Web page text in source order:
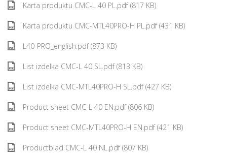
Karta produktu CMC-L 40 PL.pdf (817 KB)
Karta produktu CMC-MTL40PRO-H PL.pdf (431 KB)
L40-PRO_english.pdf (873 KB)
List izdelka CMC-L 40 SL.pdf (813 KB)
List izdelka CMC-MTL40PRO-H SL.pdf (427 KB)
Product sheet CMC-L 40 EN.pdf (806 KB)
Product sheet CMC-MTL40PRO-H EN.pdf (421 KB)
Productblad CMC-L 40 NL.pdf (807 KB)